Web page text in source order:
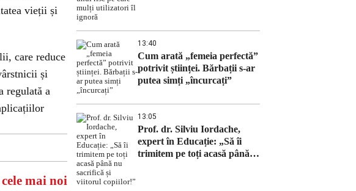
vieții și
care reduce
și
regulată a
mai noi
13:40
Cum arată „femeia perfectă”
potrivit științei. Bărbații s-ar
putea simți „încurcați”
13:05
Prof. dr. Silviu Iordache,
expert în Educație: „Să îi
trimitem pe toți acasă până